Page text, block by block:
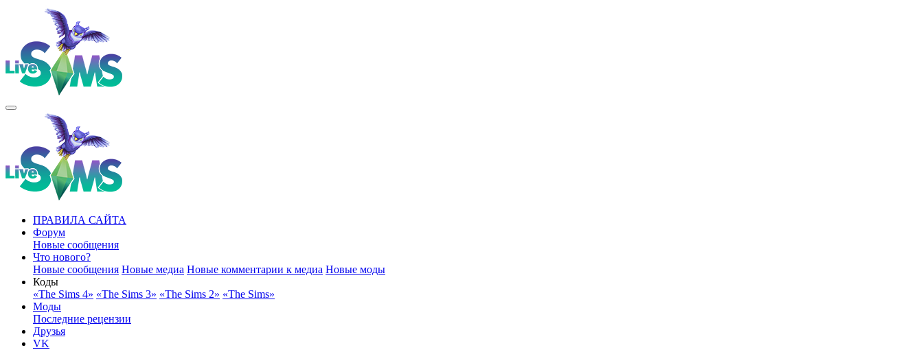
ПРАВИЛА САЙТА
Форум
Новые сообщения
Что нового?
Новые сообщения Новые медиа Новые комментарии к медиа Новые моды
Коды
«The Sims 4» «The Sims 3» «The Sims 2» «The Sims»
Моды
Последние рецензии
Друзья
VK